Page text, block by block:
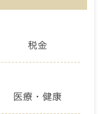
税金
医療・健康